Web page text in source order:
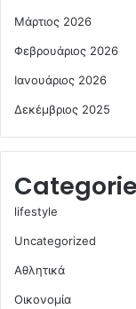
Μάρτιος 2026
Φεβρουάριος 2026
Ιανουάριος 2026
Δεκέμβριος 2025
lifestyle
Uncategorized
Αθλητικά
Οικονομία